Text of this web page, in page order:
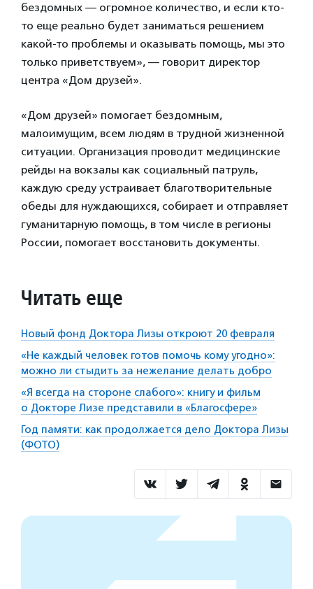
бездомных — огромное количество, и если кто-
то еще реально будет заниматься решением
какой-то проблемы и оказывать помощь, мы это
только приветствуем», — говорит директор
центра «Дом друзей».
«Дом друзей» помогает бездомным,
малоимущим, всем людям в трудной жизненной
ситуации. Организация проводит медицинские
рейды на вокзалы как социальный патруль,
каждую среду устраивает благотворительные
обеды для нуждающихся, собирает и отправляет
гуманитарную помощь, в том числе в регионы
России, помогает восстановить документы.
Читать еще
Новый фонд Доктора Лизы откроют 20 февраля
«Не каждый человек готов помочь кому угодно»:
можно ли стыдить за нежелание делать добро
«Я всегда на стороне слабого»: книгу и фильм
о Докторе Лизе представили в «Благосфере»
Год памяти: как продолжается дело Доктора Лизы
(ФОТО)